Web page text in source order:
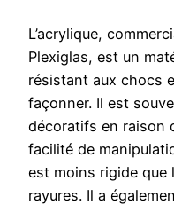
L’acrylique,
Plexiglas, est un
résistant aux chocs
façonner. Il est
décoratifs en raison
facilité de
est moins rigide que
rayures. Il a